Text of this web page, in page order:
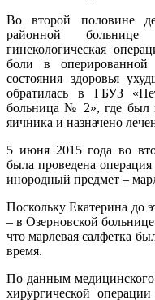
Во второй половине
районной
гинекологическая
боли в оперированной
состояния здоровья
обратилась в ГБУЗ
больница № 2», где был
яичника и назначено
5 июня 2015 года во
была проведена
инородный предмет –
Поскольку Екатерина до
– в Озерновской
что марлевая салфетка
время.
По данным медицинского
хирургической